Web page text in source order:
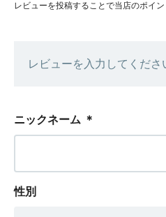
レビューを投稿することで当店のポイ
レビューを入力してくださ
ニックネーム ＊
性別